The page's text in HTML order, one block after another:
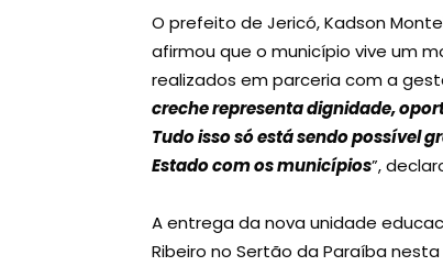
O prefeito de Jericó, Kadson
afirmou que o município vive um
realizados em parceria com a
creche representa dignidade,
Tudo isso só está sendo possível
Estado com os municípios”,
A entrega da nova unidade
Ribeiro no Sertão da Paraíba